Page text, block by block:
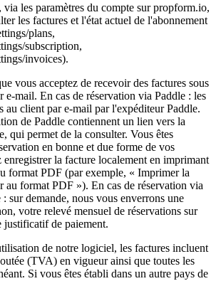
les paramètres du compte sur propform.io,
les factures et l'état actuel de l'abonnement
plans,
subscription,
invoices).
vous acceptez de recevoir des factures sous
e-mail. En cas de réservation via Paddle : les
au client par e-mail par l'expéditeur Paddle.
de Paddle contiennent un lien vers la
qui permet de la consulter. Vous êtes
en bonne et due forme de vos
enregistrer la facture localement en imprimant
format PDF (par exemple, « Imprimer la
au format PDF »). En cas de réservation via
sur demande, nous vous enverrons une
votre relevé mensuel de réservations sur
de paiement.
de notre logiciel, les factures incluent
(TVA) en vigueur ainsi que toutes les
Si vous êtes établi dans un autre pays de